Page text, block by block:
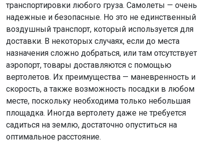
транспортировки любого груза. Самолеты — очень
надежные и безопасные. Но это не единственный
воздушный транспорт, который используется для
доставки. В некоторых случаях, если до места
назначения сложно добраться, или там отсутствует
аэропорт, товары доставляются с помощью
вертолетов. Их преимущества — маневренность и
скорость, а также возможность посадки в любом
месте, поскольку необходима только небольшая
площадка. Иногда вертолету даже не требуется
садиться на землю, достаточно опуститься на
оптимальное расстояние.